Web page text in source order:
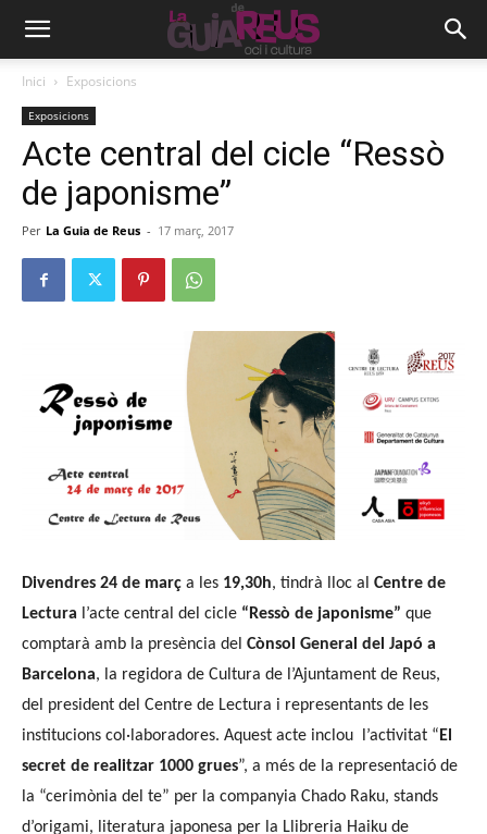
Inici Exposicions
Exposicions
Acte central del cicle “Ressò
de japonisme”
Per La Guia de Reus - 17 març, 2017
Divendres 24 de març a les 19,30h, tindrà lloc al Centre de
Lectura l’acte central del cicle “Ressò de japonisme” que
comptarà amb la presència del Cònsol General del Japó a
Barcelona, la regidora de Cultura de l’Ajuntament de Reus,
del president del Centre de Lectura i representants de les
institucions col·laboradores. Aquest acte inclou l’activitat “El
secret de realitzar 1000 grues”, a més de la representació de
la “cerimònia del te” per la companyia Chado Raku, stands
d’origami, literatura japonesa per la Llibreria Haiku de